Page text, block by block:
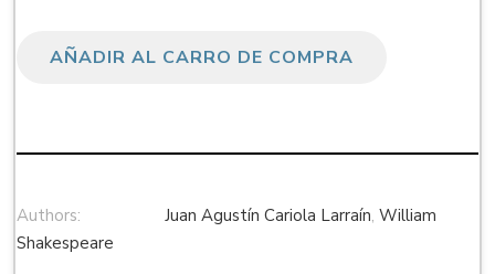
AÑADIR AL CARRO DE COMPRA
Authors: Juan Agustín Cariola Larraín, William
Shakespeare